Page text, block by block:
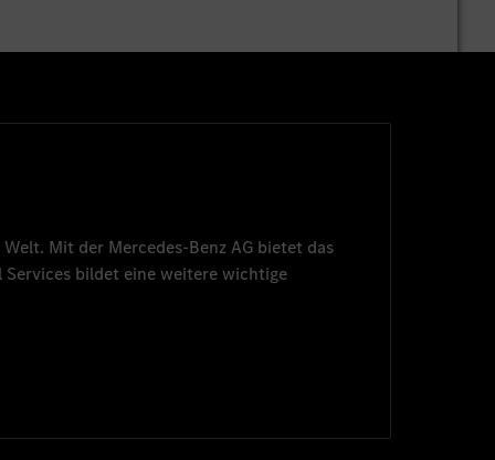
Mit der Mercedes-Benz AG bietet das
Services bildet eine weitere wichtige